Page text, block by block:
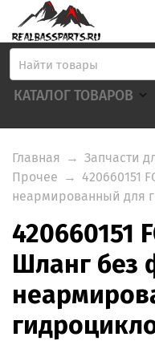
КАТАЛОГ ТОВАРОВ
Главная → Запчасти
Прочее → 420660151
неармированный для
420660151
Шланг без